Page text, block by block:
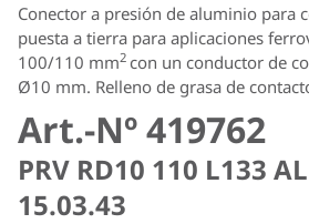
Conector a presión de aluminio para
puesta a tierra para aplicaciones
100/110 mm2 con un conductor de
Ø10 mm. Relleno de grasa de
Art.-Nº 419762
PRV RD10 110 L133
15.03.43